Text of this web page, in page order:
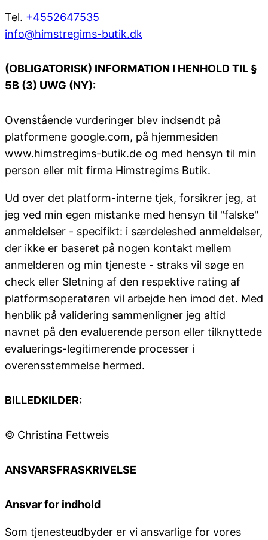
Tel. +4552647535
info@himstregims-butik.dk
(OBLIGATORISK) INFORMATION I HENHOLD TIL §
5B (3) UWG (NY):
Ovenstående vurderinger blev indsendt på
platformene google.com, på hjemmesiden
www.himstregims-butik.de og med hensyn til min
person eller mit firma Himstregims Butik.
Ud over det platform-interne tjek, forsikrer jeg, at
jeg ved min egen mistanke med hensyn til "falske"
anmeldelser - specifikt: i særdeleshed anmeldelser,
der ikke er baseret på nogen kontakt mellem
anmelderen og min tjeneste - straks vil søge en
check eller Sletning af den respektive rating af
platformsoperatøren vil arbejde hen imod det. Med
henblik på validering sammenligner jeg altid
navnet på den evaluerende person eller tilknyttede
evaluerings-legitimerende processer i
overensstemmelse hermed.
BILLEDKILDER:
© Christina Fettweis
ANSVARSFRASKRIVELSE
Ansvar for indhold
Som tjenesteudbyder er vi ansvarlige for vores